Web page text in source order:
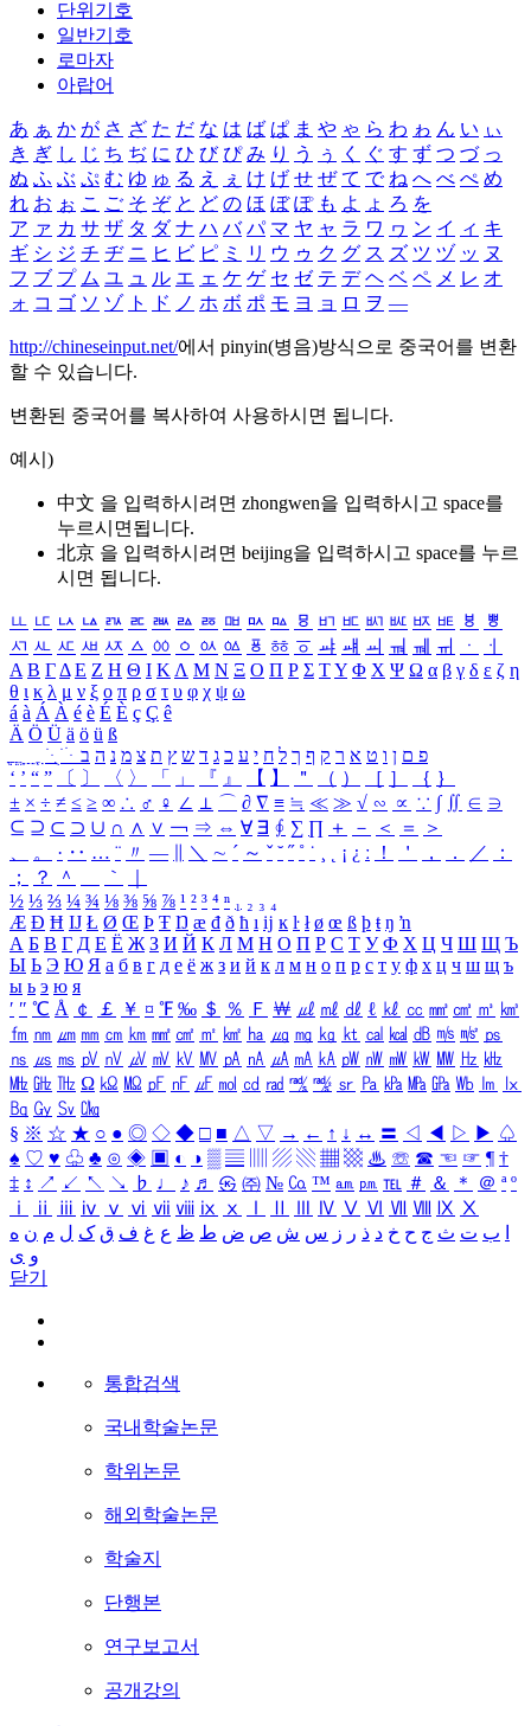
단위기호
일반기호
로마자
아랍어
あ ぁ か が さ ざ た だ な は ば ぱ ま や ゃ ら わ ゎ ん い ぃ
き ぎ し じ ち ぢ に ひ び ぴ み り う ぅ く ぐ す ず つ づ っ
ぬ ふ ぶ ぷ む ゆ ゅ る え ぇ け げ せ ぜ て で ね へ べ ぺ め
れ お ぉ こ ご そ ぞ と ど の ほ ぼ ぽ も よ ょ ろ を
ア ァ カ サ ザ タ ダ ナ ハ バ パ マ ヤ ャ ラ ワ ヮ ン イ ィ キ
ギ シ ジ チ ヂ ニ ヒ ビ ピ ミ リ ウ ゥ ク グ ス ズ ツ ヅ ッ ヌ
フ ブ プ ム ユ ュ ル エ ェ ケ ゲ セ ゼ テ デ ヘ ベ ペ メ レ オ
ォ コ ゴ ソ ゾ ト ド ノ ホ ボ ポ モ ヨ ョ ロ ヲ ―
http://chineseinput.net/에서 pinyin(병음)방식으로 중국어를 변환
할 수 있습니다.
변환된 중국어를 복사하여 사용하시면 됩니다.
예시)
中文 을 입력하시려면 zhongwen을 입력하시고 space를
누르시면됩니다.
北京 을 입력하시려면 beijing을 입력하시고 space를 누르
시면 됩니다.
ㅥ ㅦ ㅧ ㅨ ㅩ ㅪ ㅫ ㅬ ㅭ ㅮ ㅯ ㅰ ㅱ ㅲ ㅳ ㅴ ㅵ ㅶ ㅷ ㅸ
ㅹ
ㅺ ㅻ ㅼ ㅽ ㅾ ㅿ ㆀ ㆁ ㆂ ㆃ ㆄ ㆅ ㆆ ㆇ ㆈ ㆉ ㆊ ㆋ ㆌ ㆍ
ㆎ
Α Β ΓΔ Ε Ζ Η Θ Ι ΚΛ Μ Ν Ξ Ο Π Ρ Σ ΤΥ Φ Χ Ψ Ω α β γ δ ε ζ η
θ ι κ λ μ ν ξ ο π ρ σ τ υ φ χ ψ ω
á à Á À é è É È ç Ç ê
Ä Ö Ü ä ö ü ß
ִֶֹ ֻּ ׁׂ פ ם ן ו ט א ר ק ף ך ל ח י ע כ ג ד ש ץ ת צ מ נ ה ב
‘ ’ “ ” 〔 〕 〈 〉 「 」 『 』 【 】 ＂ （ ） ［ ］ ｛ ｝
± × ÷ ≠ ≤ ≥ ∞ ∴ ♂ ♀ ∠ ⊥ ⌒ ∂ ∇ ≡ ≒ ≪ ≫ √ ∽ ∝ ∵ ∫ ∬ ∈ ∋
⊆ ⊇ ⊂ ⊃ ∪ ∩ ∧ ∨ ￢ ⇒ ⇔ ∀ ∃ ∮ ∑ ∏ ＋ － ＜ ＝
＞
、
。 · ‥ … ¨ 〃 ― ＼ ∼ ´ ～ ˇ ˘ ˝ ˚ ˙ ¸ ¡ ¿ ː ！ ＇ ， ． ／
：
；
？ ＾ ｀
½ ⅓ ⅔ ¼ ¾ ⅛ ⅜ ⅝ ⅞ ¹ ² ³ ⁴ ⁿ ₁ ₂ ₃ ₄
Æ Ð Ħ Ĳ Ł Ø Œ Þ Ŧ Ŋ æ đ ð ħ ı ĳ ĸ ŀ ł ø œ ß þ ŧ ŋ ŉ
А Б В Г Д Е Ё Ж З И Й К Л М Н О П Р С Т У Ф Х Ц Ч Ш Щ Ъ
Ы Ь Э Ю Я а б в г д е ё ж з и й к л м н о п р с т у ф х ц ч ш щ ъ
ы ь э ю я
′ ″ ℃ Å ￠ ￡ ￥ ¤ ℉ ‰ ＄ ％ Ｆ ￦ ㎕ ㎖ ㎗ ℓ ㎘ ㏄ ㎣ ㎤ ㎥ ㎦
㎙ ㎚ ㎛ ㎜ ㎝ ㎞ ㎟ ㎠ ㎡ ㎢ ㏊ ㎍ ㎎ ㎏ ㏏ ㎈ ㎉ ㏈ ㎧ ㎨ ㎰
㎱ ㎲ ㎳ ㎴ ㎵ ㎶ ㎷ ㎸ ㎹ ㎀ ㎁ ㎂ ㎃ ㎄ ㎺ ㎻ ㎽ ㎾ ㎿ ㎐ ㎑
㎒ ㎓ ㎔ Ω ㏀ ㏁ ㎊ ㎋ ㎌ ㏖ ㏅ ㎭ ㎮ ㎯ ㏛ ㎩ ㎪ ㎫ ㎬ ㏝ ㏐
㏓
㏃ ㏉ ㏜ ㏆
§ ※ ☆ ★ ○ ● ◎ ◇ ◆ □ ■ △ ▽ → ← ↑ ↓ ↔ 〓 ◁ ◀ ▷ ▶ ♤
♠ ♡ ♥ ♧ ♣ ⊙ ◈ ▣ ◐ ◑ ▒ ▤ ▨ ▧ ▦ ▩ ♨ ☏ ☎ ☜ ☞ ¶ †
‡ ↕ ↗ ↙ ↖ ↘ ♭ ♩ ♪ ♬ ㉿ ㈜ № ㏇ ™ ㏂ ㏘ ℡ ＃ ＆ ＊ ＠ ª º
ⅰ
ⅱ ⅲ ⅳ ⅴ ⅵ ⅶ ⅷ ⅸ ⅹ Ⅳ Ⅴ Ⅵ Ⅶ Ⅷ Ⅸ Ⅹ
ب ت ث ج ح خ د ذ ر ز س ش ص ض ط ظ ع غ ف ق ک ل م ن ه
و ی
닫기
통합검색
국내학술논문
학위논문
해외학술논문
학술지
단행본
연구보고서
공개강의